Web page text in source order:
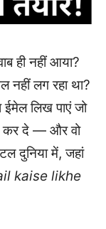
ही नहीं आया?
नहीं लग रहा था?
लिख पाएं जो
कर दे — और वो
दुनिया में, जहां
kaise likhe